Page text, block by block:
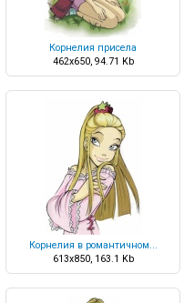
Корнелия присела
462x650, 94.71 Kb
Корнелия в романтичном...
613x850, 163.1 Kb